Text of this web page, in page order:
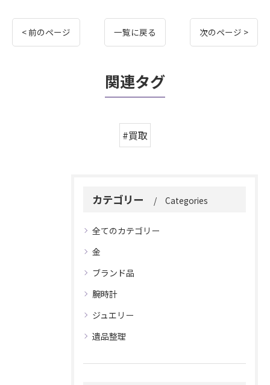
< 前のページ 一覧に戻る 次のページ >
関連タグ
#買取
カテゴリー Categories
全てのカテゴリー
金
ブランド品
腕時計
ジュエリー
遺品整理